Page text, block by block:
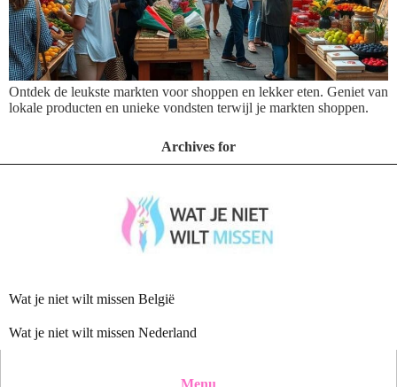
Ontdek de leukste markten voor shoppen en lekker eten. Geniet van
lokale producten en unieke vondsten terwijl je markten shoppen.
Archives for
Wat je niet wilt missen België
Wat je niet wilt missen Nederland
Menu